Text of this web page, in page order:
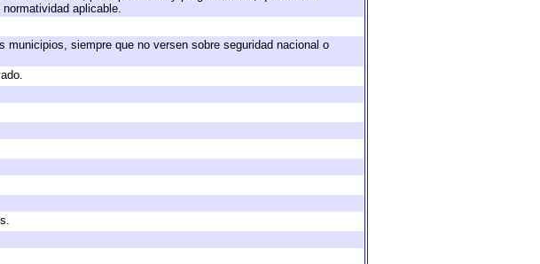
aplicable.
siempre que no versen sobre seguridad nacional o